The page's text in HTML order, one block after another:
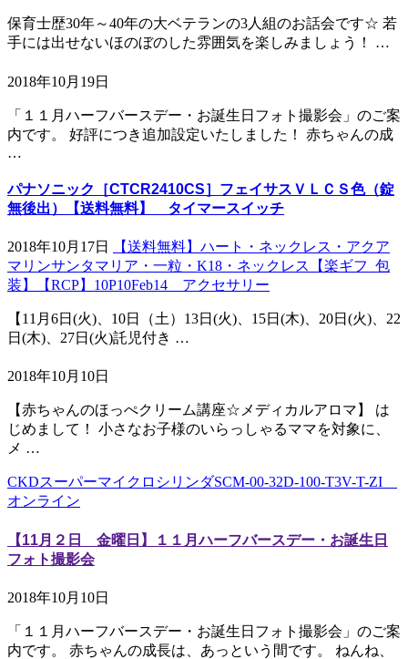
保育士歴30年～40年の大ベテランの3人組のお話会です☆ 若
手には出せないほのぼのした雰囲気を楽しみましょう！ …
2018年10月19日
「１１月ハーフバースデー・お誕生日フォト撮影会」のご案
内です。 好評につき追加設定いたしました！ 赤ちゃんの成
…
パナソニック［CTCR2410CS］フェイサスＶＬＣＳ色（錠
無後出）【送料無料】 タイマースイッチ
2018年10月17日
【送料無料】ハート・ネックレス・アクア
マリンサンタマリア・一粒・K18・ネックレス【楽ギフ_包
装】【RCP】10P10Feb14 アクセサリー
【11月6日(火)、10日（土）13日(火)、15日(木)、20日(火)、22
日(木)、27日(火)託児付き …
2018年10月10日
【赤ちゃんのほっぺクリーム講座☆メディカルアロマ】 は
じめまして！ 小さなお子様のいらっしゃるママを対象に、
メ …
CKDスーパーマイクロシリンダSCM-00-32D-100-T3V-T-ZI
オンライン
【11月２日 金曜日】１１月ハーフバースデー・お誕生日
フォト撮影会
2018年10月10日
「１１月ハーフバースデー・お誕生日フォト撮影会」のご案
内です。 赤ちゃんの成長は、あっという間です。 ねんね、